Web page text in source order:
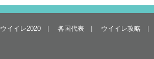
ウイイレ2020 各国代表 ウイイレ攻略